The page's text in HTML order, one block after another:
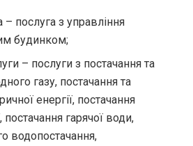
послуга з управління
будинком;
– послуги з постачання та
газу, постачання та
енергії, постачання
постачання гарячої води,
водопостачання,